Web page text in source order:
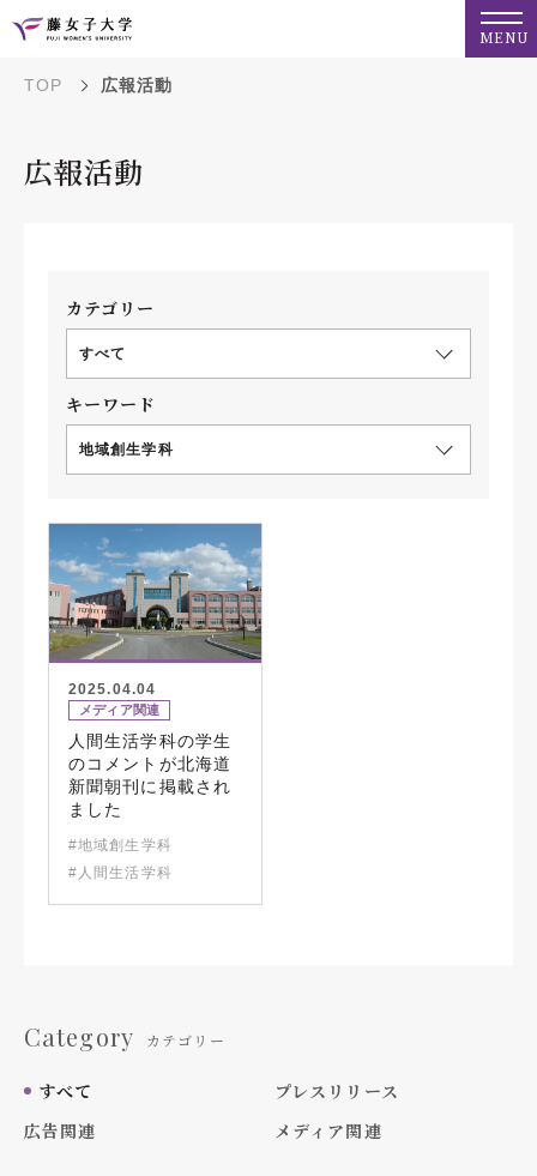
MENU
TOP 広報活動
広報活動
カテゴリー
すべて
キーワード
地域創生学科
2025.04.04
メディア関連
人間生活学科の学生
のコメントが北海道
新聞朝刊に掲載され
ました
#地域創生学科
#人間生活学科
Category カテゴリー
すべて
プレスリリース
広告関連
メディア関連